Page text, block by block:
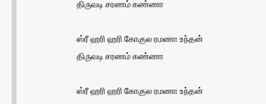
திருவடி சரணம் கண்ணா
ஸ்ரீ ஹரி ஹரி கோகுல ரமணா உந்தன்
திருவடி சரணம் கண்ணா
ஸ்ரீ ஹரி ஹரி கோகுல ரமணா உந்தன்